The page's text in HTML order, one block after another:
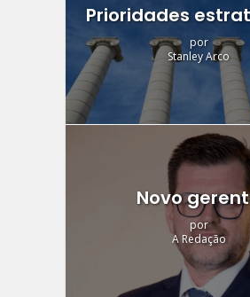
Prioridades
por
Stanley Arco
Novo
por
A Redação